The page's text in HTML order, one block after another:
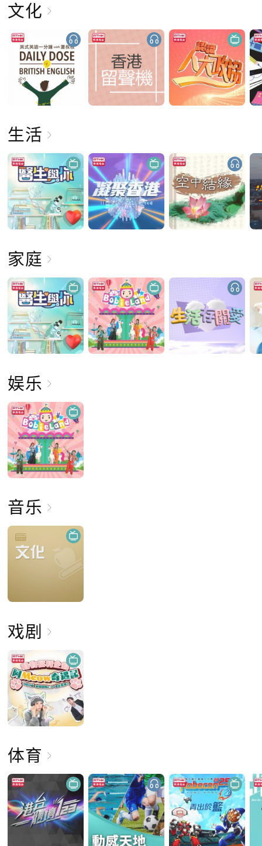
文化
生活
家庭
娱乐
音乐
戏剧
体育